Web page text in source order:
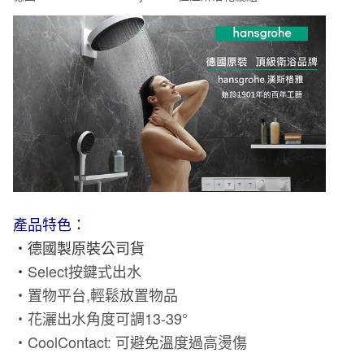
花
灑
組
24240000
數
量
產品特色：
・ 德國製原裝公司貨
・ Select按鍵式出水
・ 置物平台,輕鬆放置物品
・ 花灑出水角度可調13-39°
・CoolContact: 可避免溫度過高燙傷